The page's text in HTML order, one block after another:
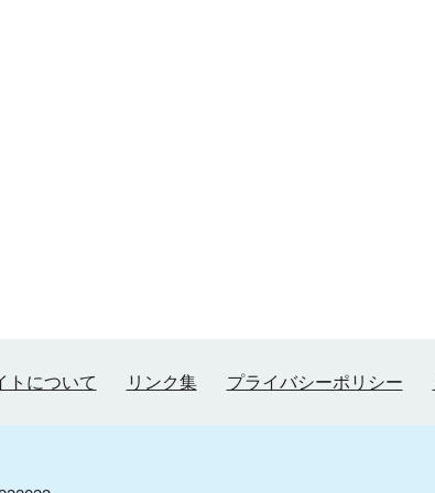
トについて リンク集 プライバシーポリシー